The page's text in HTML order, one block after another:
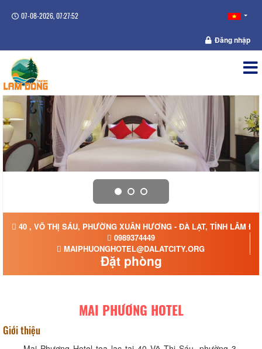
07-08-2026, 07:27:52
Đăng nhập
40 , VÕ THỊ SÁU, PHƯỜNG XUÂN HƯƠNG - ĐÀ LẠT, TỈNH LÂM
0989374449
MAIPHUONGHOTEL@DALATCITY.ORG
Đặt phòng
MAI PHƯƠNG HOTEL
Giới thiệu